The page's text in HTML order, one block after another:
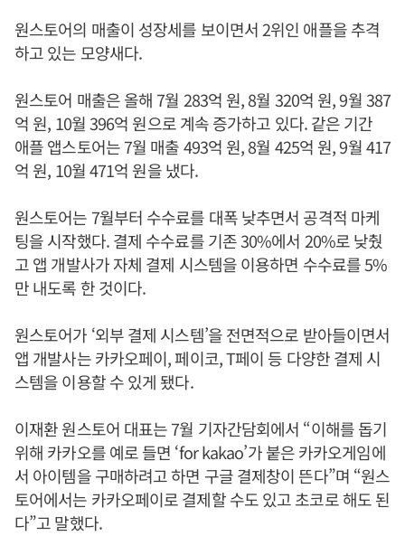
원스토어의 매출이 성장세를 보이면서 2위인 애플을 추격
하고 있는 모양새다.
원스토어 매출은 올해 7월 283억 원, 8월 320억 원, 9월 387
억 원, 10월 396억 원으로 계속 증가하고 있다. 같은 기간
애플 앱스토어는 7월 매출 493억 원, 8월 425억 원, 9월 417
억 원, 10월 471억 원을 냈다.
원스토어는 7월부터 수수료를 대폭 낮추면서 공격적 마케
팅을 시작했다. 결제 수수료를 기존 30%에서 20%로 낮췄
고 앱 개발사가 자체 결제 시스템을 이용하면 수수료를 5%
만 내도록 한 것이다.
원스토어가 ‘외부 결제 시스템’을 전면적으로 받아들이면서
앱 개발사는 카카오페이, 페이코, T페이 등 다양한 결제 시
스템을 이용할 수 있게 됐다.
이재환 원스토어 대표는 7월 기자간담회에서 “이해를 돕기
위해 카카오를 예로 들면 ‘for kakao’가 붙은 카카오게임에
서 아이템을 구매하려고 하면 구글 결제창이 뜬다”며 “원스
토어에서는 카카오페이로 결제할 수도 있고 초코로 해도 된
다”고 말했다.